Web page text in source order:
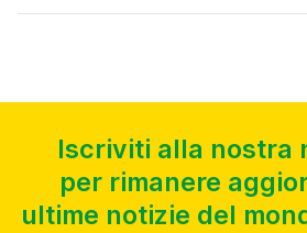
Iscriviti alla nostra
per rimanere
ultime notizie del